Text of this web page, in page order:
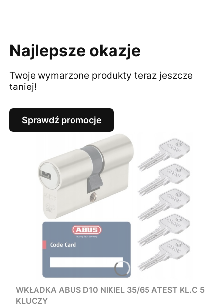
Najlepsze okazje
Twoje wymarzone produkty teraz jeszcze
taniej!
Sprawdź promocje
WKŁADKA ABUS D10 NIKIEL 35/65 ATEST KL.C 5
KLUCZY